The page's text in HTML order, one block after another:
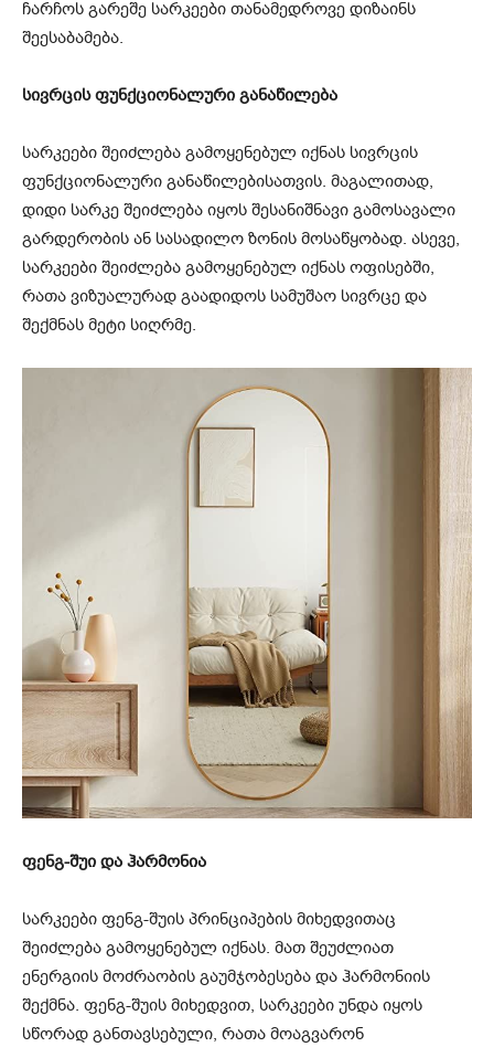
ჩარჩოს გარეშე სარკეები თანამედროვე დიზაინს
შეესაბამება.
სივრცის ფუნქციონალური განაწილება
სარკეები შეიძლება გამოყენებულ იქნას სივრცის
ფუნქციონალური განაწილებისათვის. მაგალითად,
დიდი სარკე შეიძლება იყოს შესანიშნავი გამოსავალი
გარდერობის ან სასადილო ზონის მოსაწყობად. ასევე,
სარკეები შეიძლება გამოყენებულ იქნას ოფისებში,
რათა ვიზუალურად გაადიდოს სამუშაო სივრცე და
შექმნას მეტი სიღრმე.
ფენგ-შუი და ჰარმონია
სარკეები ფენგ-შუის პრინციპების მიხედვითაც
შეიძლება გამოყენებულ იქნას. მათ შეუძლიათ
ენერგიის მოძრაობის გაუმჯობესება და ჰარმონიის
შექმნა. ფენგ-შუის მიხედვით, სარკეები უნდა იყოს
სწორად განთავსებული, რათა მოაგვარონ